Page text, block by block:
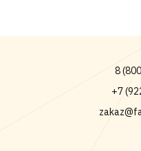
8
+7